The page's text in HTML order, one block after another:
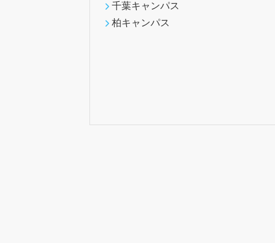
千葉キャンパス
柏キャンパス